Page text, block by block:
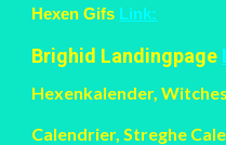
Hexen Gifs Link:
Brighid Landingpage
Hexenkalender,
Calendrier, Streghe